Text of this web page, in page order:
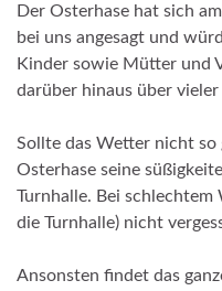
Der Osterhase hat sich
bei uns angesagt und
Kinder sowie Mütter und
darüber hinaus über
Sollte das Wetter nicht
Osterhase seine
Turnhalle. Bei
die Turnhalle) nicht
Ansonsten findet das